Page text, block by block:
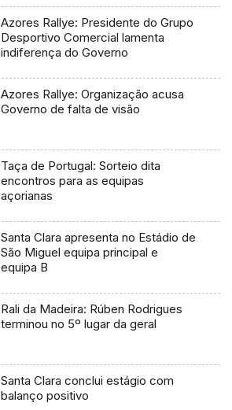
Azores Rallye: Presidente do Grupo
Desportivo Comercial lamenta
indiferença do Governo
Azores Rallye: Organização acusa
Governo de falta de visão
Taça de Portugal: Sorteio dita
encontros para as equipas
açorianas
Santa Clara apresenta no Estádio de
São Miguel equipa principal e
equipa B
Rali da Madeira: Rúben Rodrigues
terminou no 5º lugar da geral
Santa Clara conclui estágio com
balanço positivo